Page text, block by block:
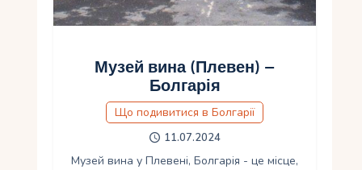
Музей вина (Плевен) –
Болгарія
Що подивитися в Болгарії
11.07.2024
Музей вина у Плевені, Болгарія - це місце,